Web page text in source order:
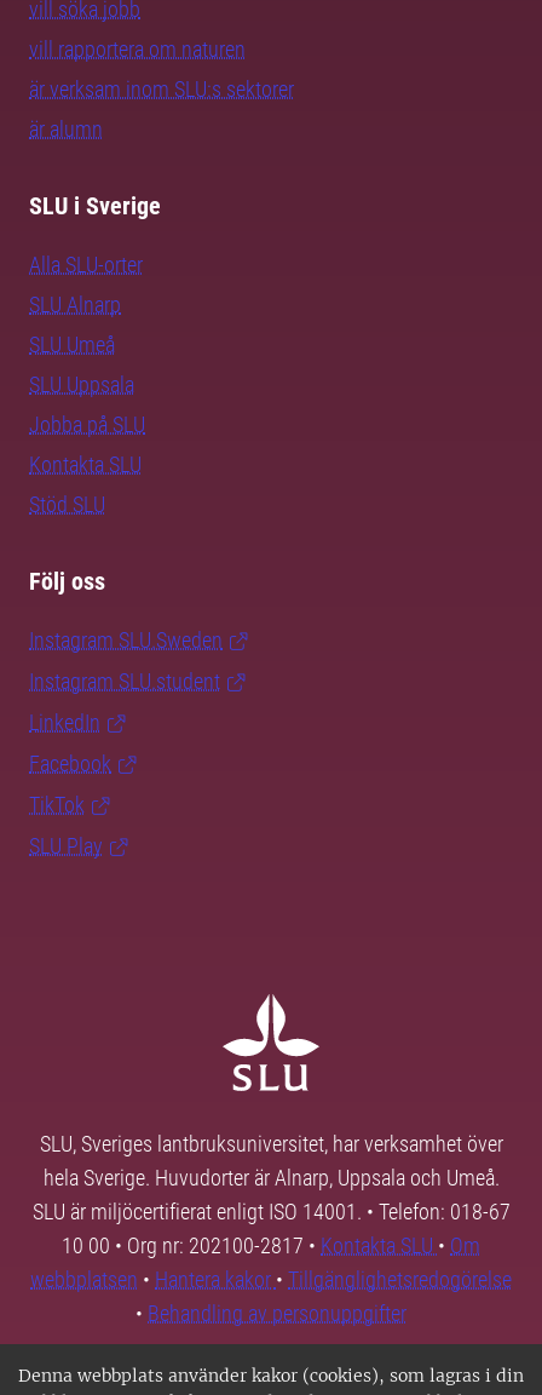
Denna webbplats använder kakor (cookies), som lagras i din
vill söka jobb
vill rapportera om naturen
är verksam inom SLU:s sektorer
är alumn
SLU i Sverige
Alla SLU-orter
SLU Alnarp
SLU Umeå
SLU Uppsala
Jobba på SLU
Kontakta SLU
Stöd SLU
Följ oss
Instagram SLU.Sweden
Instagram SLU.student
LinkedIn
Facebook
TikTok
SLU Play
SLU, Sveriges lantbruksuniversitet, har verksamhet över
hela Sverige. Huvudorter är Alnarp, Uppsala och Umeå.
SLU är miljöcertifierat enligt ISO 14001. • Telefon: 018-67
10 00 • Org nr: 202100-2817 • Kontakta SLU • Om
webbplatsen • Hantera kakor • Tillgänglighetsredogörelse
• Behandling av personuppgifter